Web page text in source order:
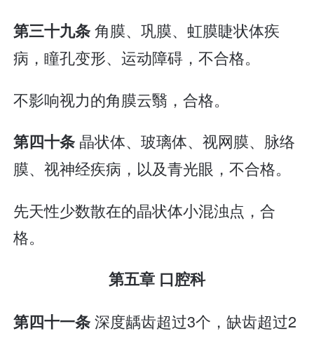
第三十九条角膜、巩膜、虹膜睫状体疾
病，瞳孔变形、运动障碍，不合格。
不影响视力的角膜云翳，合格。
第四十条 晶状体、玻璃体、视网膜、脉络
膜、视神经疾病，以及青光眼，不合格。
先天性少数散在的晶状体小混浊点，合
格。
第五章 口腔科
第四十一条深度龋齿超过3个，缺齿超过2